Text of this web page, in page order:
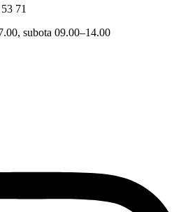
71
subota 09.00–14.00